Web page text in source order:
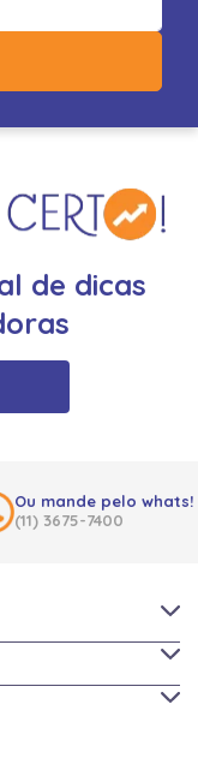
de dicas
Ou mande pelo whats!
(11) 3675-7400